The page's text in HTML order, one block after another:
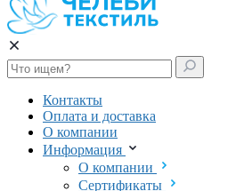
Контакты
Оплата и доставка
О компании
Информация
О компании
Сертификаты